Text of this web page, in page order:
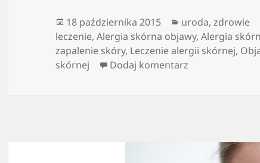
Data
publikacji
18 października 2015 Kategorie
uroda,zdrowie
leczenie,Alergia skórna objawy,Alergia
zapalenie skóry, Leczenie alergii skórnej,
skórnej
Dodaj komentarz